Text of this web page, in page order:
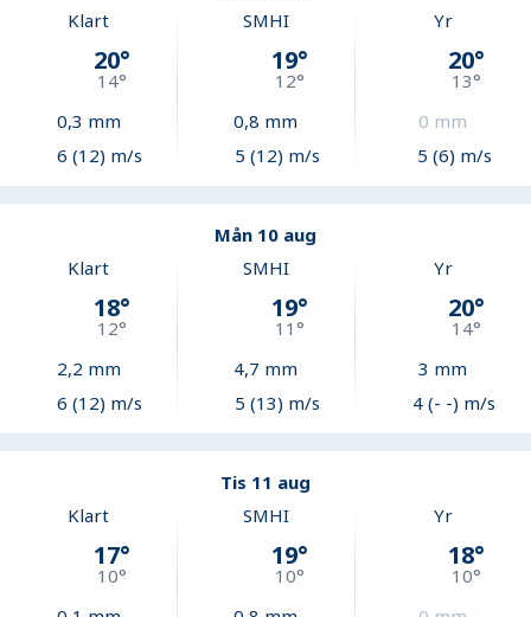
Klart
20°
14°
0,3 mm
6 (12) m/s
SMHI
19°
12°
0,8 mm
5 (12) m/s
Yr
20°
13°
0 mm
5 (6) m/s
Mån 10 aug
Klart
18°
12°
2,2 mm
6 (12) m/s
SMHI
19°
11 °
4,7 mm
5 (13) m/s
Yr
20°
14°
3 mm
4 (- -) m/s
Tis 11 aug
Klart
17°
10°
SMHI
19°
10°
Yr
18°
10°